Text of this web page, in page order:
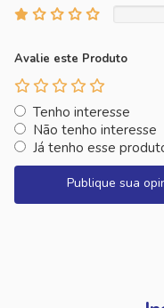
Avalie este Produto
Tenho interesse
Não tenho interesse
Já tenho esse
Publique sua